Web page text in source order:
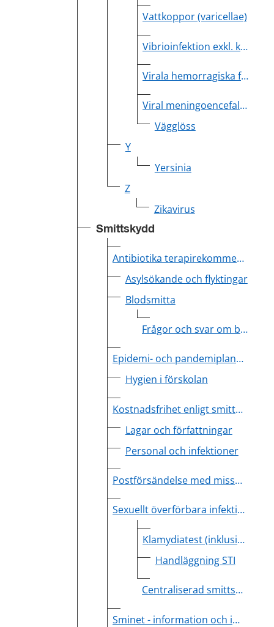
Vattkoppor (varicellae)
Vibrioinfektion exkl. kolera
Virala hemorragiska febrar (VHF) exkl. denguefeber och sorkfeber
Viral meningoencefalit (exkl. TBE)
Vägglöss
Y
Yersinia
Z
Zikavirus
Smittskydd
Antibiotika terapirekommendationer
Asylsökande och flyktingar
Blodsmitta
Frågor och svar om blodsmittemärkning av journaler
Epidemi- och pandemiplan Region Värmland
Hygien i förskolan
Kostnadsfrihet enligt smittskyddslagen
Lagar och författningar
Personal och infektioner
Postförsändelse med misstänkt farligt ämne
Sexuellt överförbara infektioner (STI)
Klamydiatest (inklusive gonorrétest) via nätet
Handläggning STI
Centraliserad smittspårning av klamydia
Sminet - information och inloggning